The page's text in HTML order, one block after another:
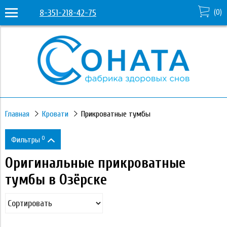
8-351-218-42-75 (0)
Главная Кровати Прикроватные тумбы
Фильтры 0
Цена
Оригинальные прикроватные
тумбы в Озёрске